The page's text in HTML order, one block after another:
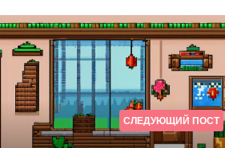
СЛЕДУЮЩИЙ ПОСТ